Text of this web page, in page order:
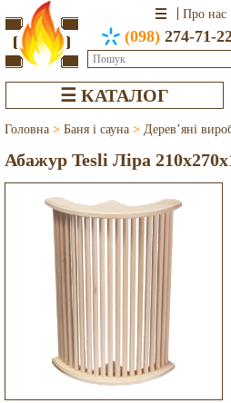
Про нас
(098) 274-71-
☰ КАТАЛОГ
Головна > Баня і сауна > Дерев’яні
Абажур Tesli Ліра